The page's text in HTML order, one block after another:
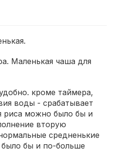
Маленькая чаша для
кроме таймера,
воды - срабатывает
риса можно было бы и
вторую
средненькие
бы и по-больше